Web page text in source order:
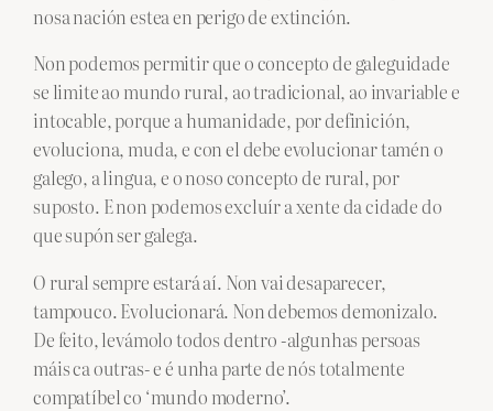
nosa nación estea en perigo de extinción.
Non podemos permitir que o concepto de galeguidade
se limite ao mundo rural, ao tradicional, ao invariable e
intocable, porque a humanidade, por definición,
evoluciona, muda, e con el debe evolucionar tamén o
galego, a lingua, e o noso concepto de rural, por
suposto. E non podemos excluír a xente da cidade do
que supón ser galega.
O rural sempre estará aí. Non vai desaparecer,
tampouco. Evolucionará. Non debemos demonizalo.
De feito, levámolo todos dentro -algunhas persoas
máis ca outras- e é unha parte de nós totalmente
compatíbel co ‘mundo moderno’.